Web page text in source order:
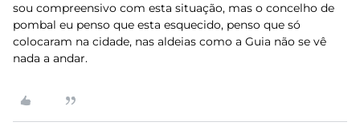
sou compreensivo com esta situação, mas o concelho de
pombal eu penso que esta esquecido, penso que só
colocaram na cidade, nas aldeias como a Guia não se vê
nada a andar.